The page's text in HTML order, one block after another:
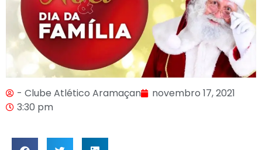
- Clube Atlético Aramaçan
novembro 17, 2021
3:30 pm